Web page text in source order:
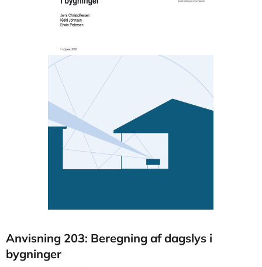
Anvisning 203: Beregning af dagslys i
bygninger